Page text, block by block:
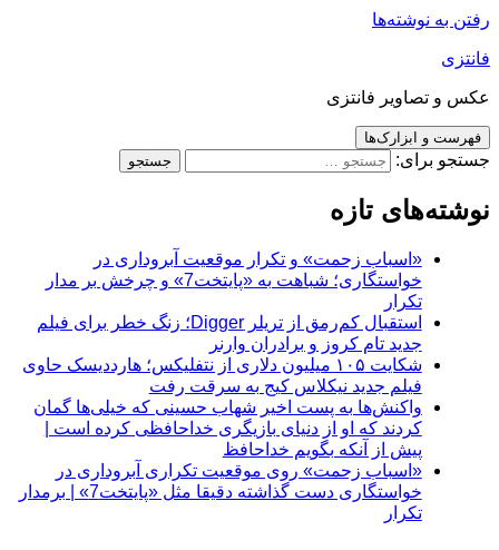
رفتن به نوشته‌ها
فانتزی
عکس و تصاویر فانتزی
فهرست و ابزارک‌ها
جستجو برای:
نوشته‌های تازه
«اسباب زحمت» و تکرار موقعیت آبروداری در
خواستگاری؛ شباهت به «پایتخت7» و چرخش بر مدار
تکرار
استقبال کم‌رمق از تریلر Digger؛ زنگ خطر برای فیلم
جدید تام کروز و برادران وارنر
شکایت ۱۰۵ میلیون دلاری از نتفلیکس؛ هارددیسک حاوی
فیلم جدید نیکلاس کیج به سرقت رفت
واکنش‌ها به پست اخیر شهاب حسینی که خیلی‌ها گمان
کردند که او از دنیای بازیگری خداحافظی کرده است |
پیش از آنکه بگویم خداحافظ
«اسباب زحمت» روی موقعیت تکراری آبروداری در
خواستگاری دست گذاشته دقیقا مثل «پایتخت7» | برمدار
تکرار